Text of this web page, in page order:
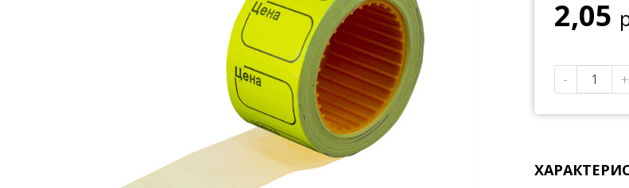
Тетради А4
Тетради на кольцах, сменные блоки
Тетради школьные А5 12-24 л.
Тетради полуобщие А5 36-48 л.
Тетради предметные
2,05
- +